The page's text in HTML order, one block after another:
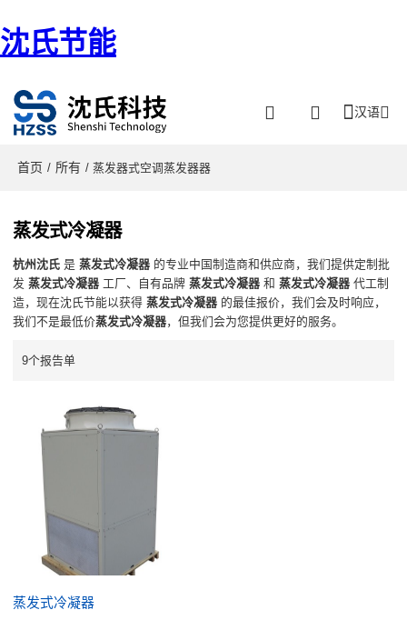
沈氏节能
汉语
首页 / 所有 / 蒸发器式空调蒸发器器
蒸发式冷凝器
杭州沈氏 是蒸发式冷凝器 的专业中国制造商和供应商，我们提供定制批
发蒸发式冷凝器 工厂、自有品牌蒸发式冷凝器 和蒸发式冷凝器 代工制
造，现在沈氏节能以获得蒸发式冷凝器 的最佳报价，我们会及时响应，
我们不是最低价蒸发式冷凝器，但我们会为您提供更好的服务。
9个报告单
蒸发式冷凝器